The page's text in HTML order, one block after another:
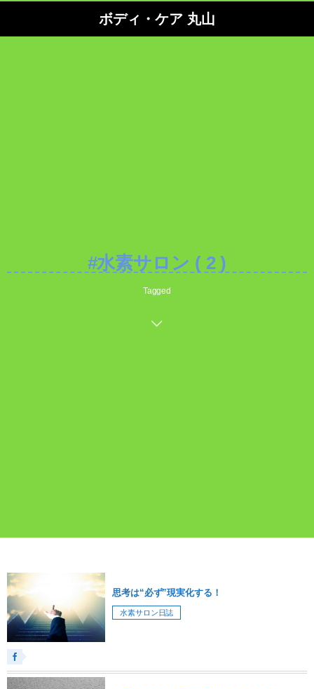
ボディ・ケア 丸山
#水素サロン ( 2 )
Tagged
思考は“必ず”現実化する！
水素サロン日誌